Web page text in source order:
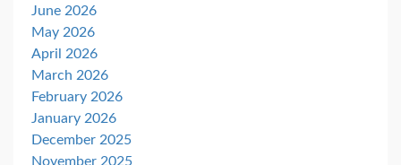
June 2026
May 2026
April 2026
March 2026
February 2026
January 2026
December 2025
November 2025